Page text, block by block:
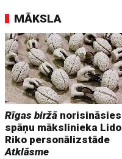
MĀKSLA
Rīgas biržā norisināsies
spāņu mākslinieka Lido
Riko personālizstāde
Atklāsme